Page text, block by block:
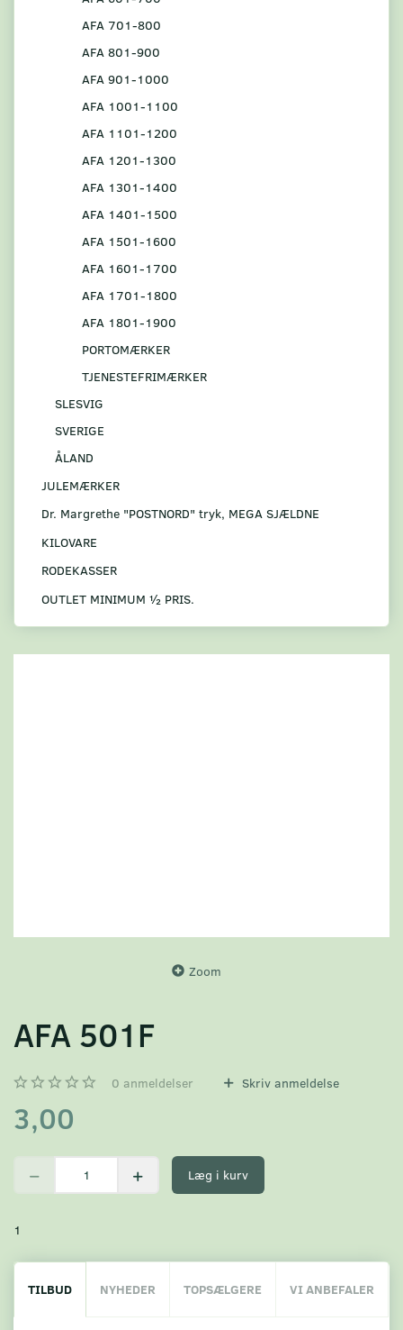
AFA 701-800
AFA 801-900
AFA 901-1000
AFA 1001-1100
AFA 1101-1200
AFA 1201-1300
AFA 1301-1400
AFA 1401-1500
AFA 1501-1600
AFA 1601-1700
AFA 1701-1800
AFA 1801-1900
PORTOMÆRKER
TJENESTEFRIMÆRKER
SLESVIG
SVERIGE
ÅLAND
JULEMÆRKER
Dr. Margrethe "POSTNORD" tryk, MEGA SJÆLDNE
KILOVARE
RODEKASSER
OUTLET MINIMUM ½ PRIS.
Zoom
AFA 501F
0 anmeldelser Skriv anmeldelse
3,00
Læg i kurv
1
TILBUD NYHEDER TOPSÆLGERE VI ANBEFALER